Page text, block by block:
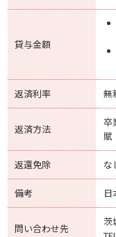
貸与金額
返済利率 無
返済方法
卒
賦
返還免除 な
備考 日
問い合わせ先
茨